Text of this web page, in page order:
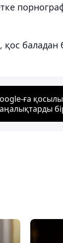
қос
ға